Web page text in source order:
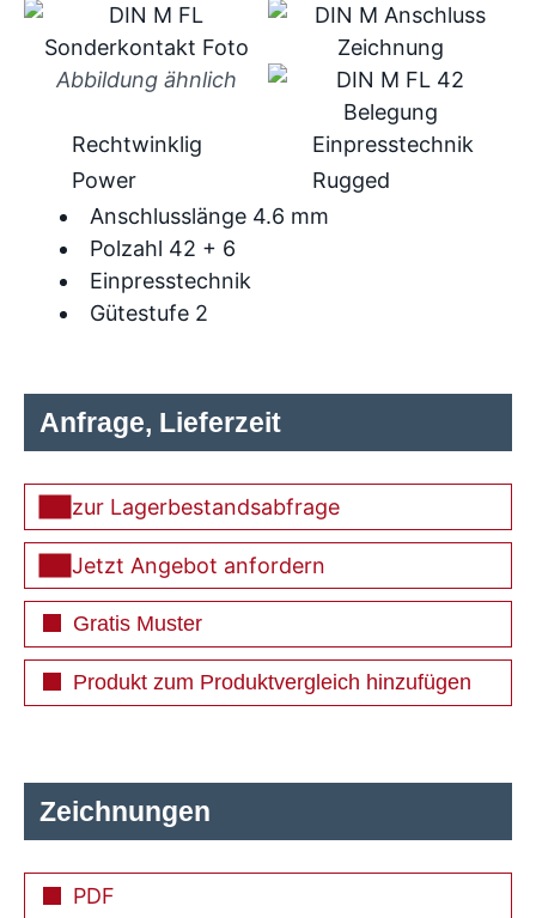
Abbildung ähnlich
Anschlusslänge 4.6 mm
Polzahl 42 + 6
Einpresstechnik
Gütestufe 2
Rechtwinklig
Einpresstechnik
Power
Rugged
Zeichnungen
PDF
Anfrage, Lieferzeit
zur Lagerbestandsabfrage
Jetzt Angebot anfordern
Gratis Muster
Produkt zum Produktvergleich hinzufügen